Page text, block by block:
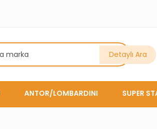
Detaylı Ara
ANTOR/LOMBARDINI SUPER